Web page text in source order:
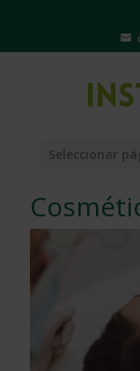
Seleccionar